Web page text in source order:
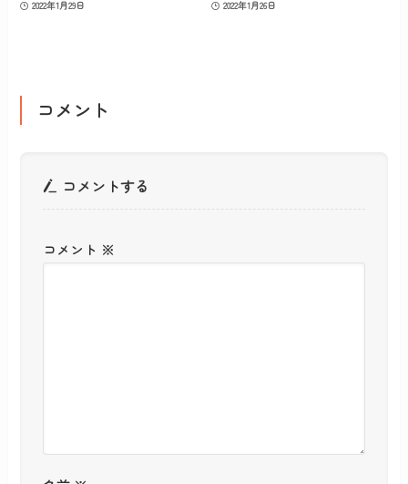
2022年1月29日 2022年1月26日
コメント
コメントする
コメント ※